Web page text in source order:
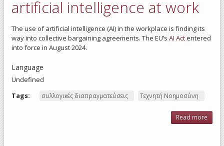
artificial intelligence at work
The use of artificial intelligence (AI) in the workplace is finding its
way into collective bargaining agreements. The EU’s AI Actentered
into force in August 2024.
Language
Undefined
Tags:
συλλογικές διαπραγματεύσεις Τεχνητή Νοημοσύνη
Read more